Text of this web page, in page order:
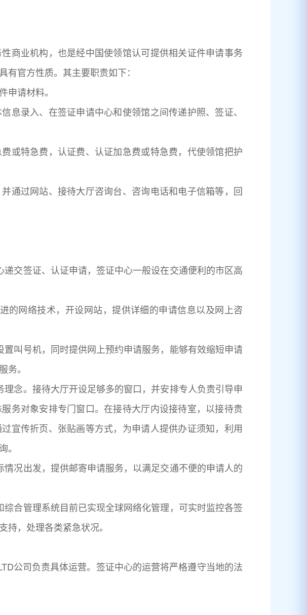
商业机构，也是经中国使领馆认可提供相关证件申请事务
官方性质。其主要职责如下：
申请材料。
息录入、在签证申请中心和使领馆之间传递护照、签证、
或特急费，认证费、认证加急费或特急费，代使领馆把护
通过网站、接待大厅咨询台、咨询电话和电子信箱等，回
递交签证、认证申请，签证中心一般设在交通便利的市区高
的网络技术，开设网站，提供详细的申请信息以及网上咨
置叫号机，同时提供网上预约申请服务，能够有效缩短申请
务。
理念。接待大厅开设足够多的窗口，并安排专人负责引导申
务对象安排专门窗口。在接待大厅内设接待室，以接待贵
宣传折页、张贴画等方式，为申请人提供办证须知，利用
。
情况出发，提供邮寄申请服务，以满足交通不便的申请人的
综合管理系统目前已实现全球网络化管理，可实时监控各签
，处理各类紧急状况。
公司负责具体运营。签证中心的运营将严格遵守当地的法